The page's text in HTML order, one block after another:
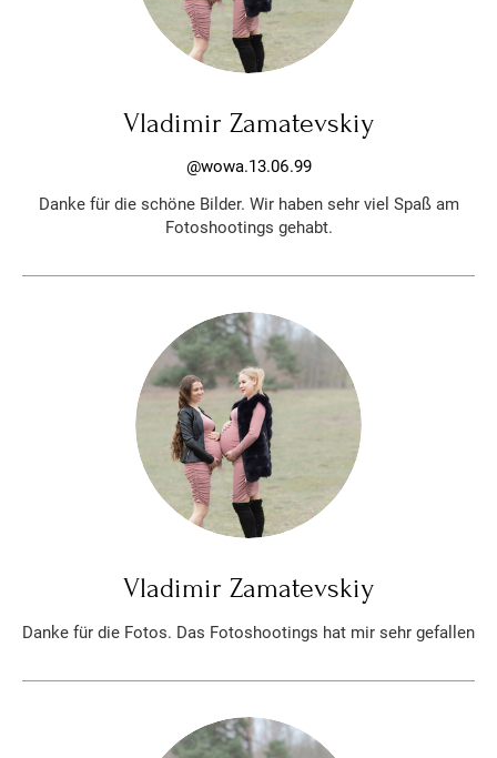
Vladimir Zamatevskiy
@wowa.13.06.99
Danke für die schöne Bilder. Wir haben sehr viel Spaß am
Fotoshootings gehabt.
Vladimir Zamatevskiy
Danke für die Fotos. Das Fotoshootings hat mir sehr gefallen